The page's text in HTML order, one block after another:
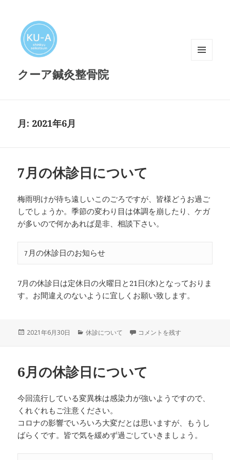
クーア鍼灸整骨院
月: 2021年6月
7月の休診日について
梅雨明けが待ち遠しいこのごろですが、皆様どうお過ご
しでしょうか。季節の変わり目は体調を崩したり、ケガ
が多いので何かあれば是非、相談下さい。
7月の休診日のお知らせ
7月の休診日は定休日の火曜日と21日(水)となっておりま
す。お間違えのないように宜しくお願い致します。
投
2021年6月30日
カ
ー
休診について 7月の休診日について に
コメントを残す
6月の休診日について
今回流行している変異株は感染力が強いようですので、
くれぐれもご注意ください。
コロナの影響でいろいろ大変だとは思いますが、もうし
ばらくです。皆で気を緩めず過ごしていきましょう。